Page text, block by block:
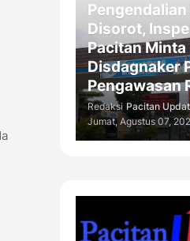
Disorot,
Pacitan Minta
Disdagnaker
Pengawasan
Redaksi Pacitan
Jumat, Agustus 07,